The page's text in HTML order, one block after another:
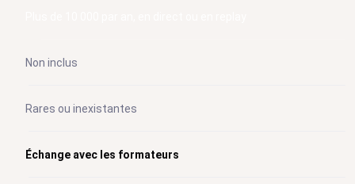
Non inclus
Rares ou inexistantes
Échange avec les formateurs